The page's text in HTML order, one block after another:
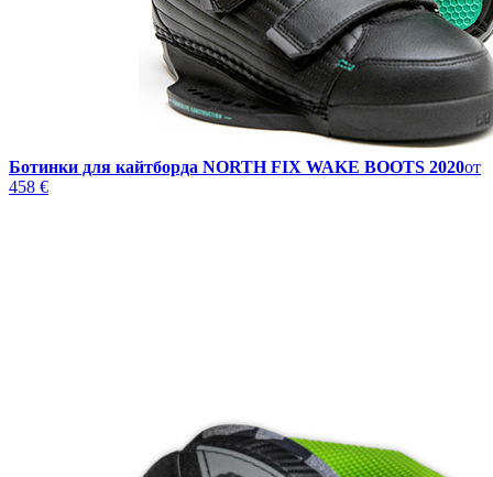
Ботинки для кайтборда NORTH FIX WAKE BOOTS 2020от
458 €